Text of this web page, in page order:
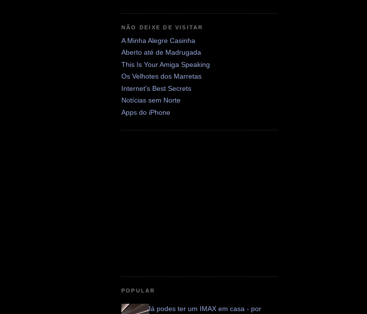
NÃO DEIXE DE VISITAR
A Minha Alegre Casinha
Aberto até de Madrugada
This Is Your Amiga Speaking
Os Velhotes dos Marretas
Internet's Best Secrets
Notícias sem Norte
Apps do iPhone
POPULAR
Já podes ter um IMAX em casa - por